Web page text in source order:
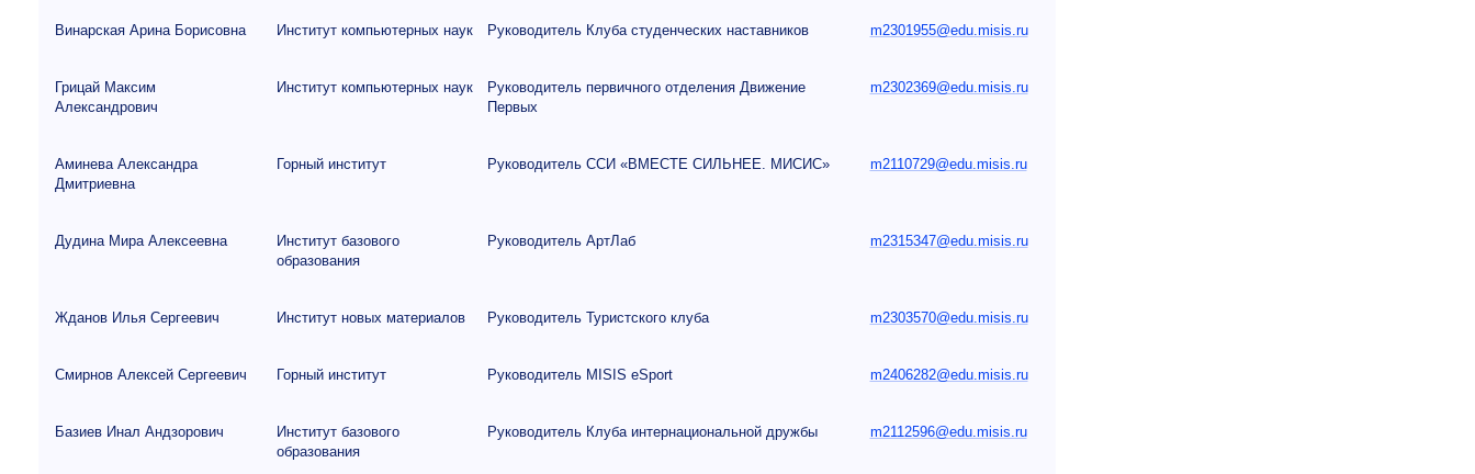
Винарская Арина Борисовна Институт компьютерных наук Руководитель Клуба студенческих наставников m2301955@edu.misis.ru
Грицай Максим
Александрович
Институт компьютерных наук
Руководитель первичного отделения Движение
Первых
m2302369@edu.misis.ru
Аминева Александра
Дмитриевна
Горный институт Руководитель ССИ «ВМЕСТЕ СИЛЬНЕЕ. МИСИС» m2110729@edu.misis.ru
Дудина Мира Алексеевна
Институт базового
образования
Руководитель АртЛаб m2315347@edu.misis.ru
Жданов Илья Сергеевич Институт новых материалов Руководитель Туристского клуба m2303570@edu.misis.ru
Смирнов Алексей Сергеевич Горный институт Руководитель MISIS eSport m2406282@edu.misis.ru
Базиев Инал Андзорович
Институт базового
образования
Руководитель Клуба интернациональной дружбы m2112596@edu.misis.ru